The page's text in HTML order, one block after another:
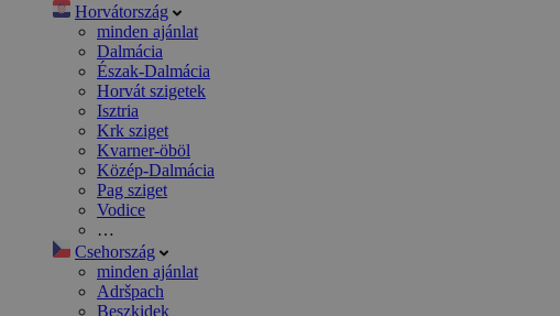
Horvátország
minden ajánlat
Dalmácia
Észak-Dalmácia
Horvát szigetek
Isztria
Krk sziget
Kvarner-öböl
Közép-Dalmácia
Pag sziget
Vodice
…
Csehország
minden ajánlat
Adršpach
Beszkidek